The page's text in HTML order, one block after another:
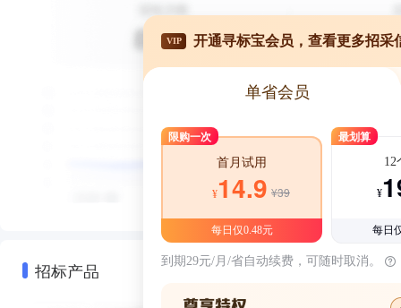
招标产品
VIP 开通寻标宝会员，查看更多招采
单省会员
限购一次
首月试用
¥14.9 ¥39
每日仅0.48元
最划算
12
¥
每日
到期29元/月/省自动续费，可随时取消。